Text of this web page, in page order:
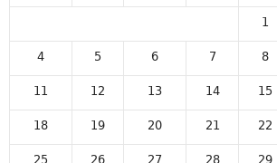
1
4
5 6 7 8
11
12 13 14 15
18
19 20 21 22